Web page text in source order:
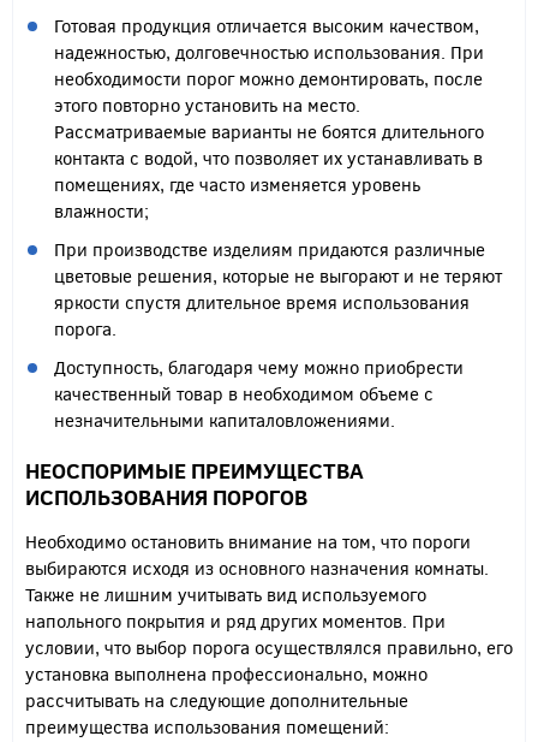
Готовая продукция отличается высоким качеством,
надежностью, долговечностью использования. При
необходимости порог можно демонтировать, после
этого повторно установить на место.
Рассматриваемые варианты не боятся длительного
контакта с водой, что позволяет их устанавливать в
помещениях, где часто изменяется уровень
влажности;
При производстве изделиям придаются различные
цветовые решения, которые не выгорают и не теряют
яркости спустя длительное время использования
порога.
Доступность, благодаря чему можно приобрести
качественный товар в необходимом объеме с
незначительными капиталовложениями.
НЕОСПОРИМЫЕ ПРЕИМУЩЕСТВА
ИСПОЛЬЗОВАНИЯ ПОРОГОВ
Необходимо остановить внимание на том, что пороги
выбираются исходя из основного назначения комнаты.
Также не лишним учитывать вид используемого
напольного покрытия и ряд других моментов. При
условии, что выбор порога осуществлялся правильно, его
установка выполнена профессионально, можно
рассчитывать на следующие дополнительные
преимущества использования помещений: